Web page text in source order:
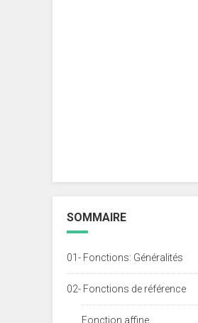
SOMMAIRE
01- Fonctions: Généralités
02- Fonctions de référence
Fonction affine